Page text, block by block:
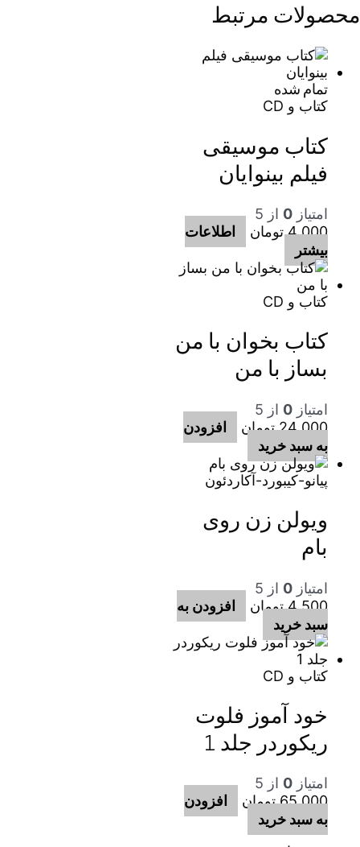
محصولات مرتبط
تمام شده
کتاب و CD
کتاب موسیقی
فیلم بینوایان
امتیاز 0 از 5
4,000 تومان
اطلاعات
بیشتر
کتاب و CD
کتاب بخوان با من
بساز با من
امتیاز 0 از 5
24,000 تومان
افزودن
به سبد خرید
پیانو-کیبورد-آکاردئون
ویولن زن روی
بام
امتیاز 0 از 5
4,500 تومان
افزودن به
سبد خرید
کتاب و CD
خود آموز فلوت
ریکوردر جلد 1
امتیاز 0 از 5
65,000 تومان
افزودن
به سبد خرید